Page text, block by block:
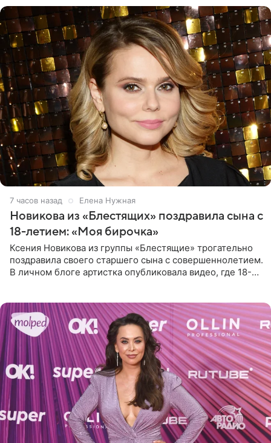
7 часов назад Елена Нужная
Новикова из «Блестящих» поздравила сына с
18-летием: «Моя бирочка»
Ксения Новикова из группы «Блестящие» трогательно
поздравила своего старшего сына с совершеннолетием.
В личном блоге артистка опубликовала видео, где 18-